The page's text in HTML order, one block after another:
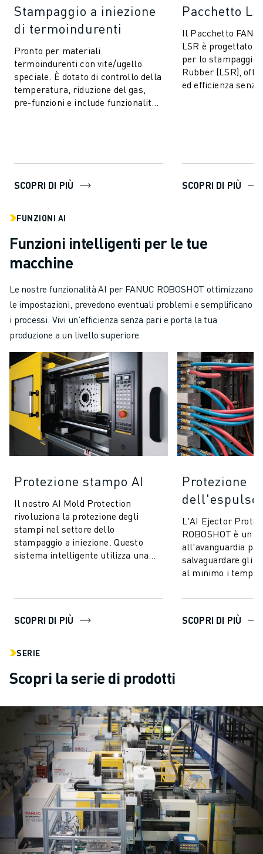
Stampaggio a iniezione
di termoindurenti
Pronto per materiali
termoindurenti con vite/ugello
speciale. È dotato di controllo della
temperatura, riduzione del gas,
pre-funzioni e include funzionalità
SCOPRI DI PIÙ
Pacchetto
Il Pacchetto
LSR è progettato
per lo stampaggio
Rubber (LSR),
ed efficienza
SCOPRI DI PIÙ
FUNZIONI AI
Funzioni intelligenti per le tue
macchine
Le nostre funzionalità AI per FANUC ROBOSHOT ottimizzano
le impostazioni, prevedono eventuali problemi e semplificano
i processi. Vivi un’efficienza senza pari e porta la tua
produzione a un livello superiore.
Protezione stampo AI
Il nostro AI Mold Protection
rivoluziona la protezione degli
stampi nel settore dello
stampaggio a iniezione. Questo
sistema intelligente utilizza una
SCOPRI DI PIÙ
Protezione
L'AI Ejector
ROBOSHOT è un
all'avanguardia
salvaguardare gli
al minimo i tempi
controllo di ...
SCOPRI DI PIÙ
SERIE
Scopri la serie di prodotti